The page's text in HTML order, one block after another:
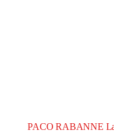
PACO RABANNE